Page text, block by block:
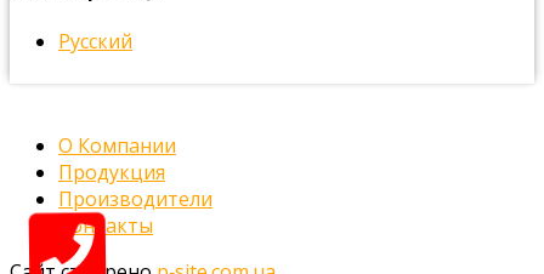
Русский
О Компании
Продукция
Производители
Контакты